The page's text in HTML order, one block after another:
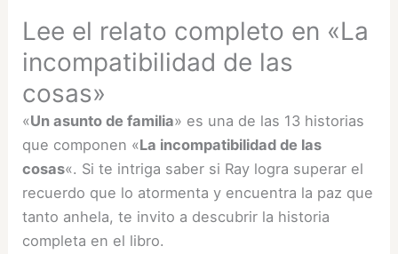
Lee el relato completo en «La
incompatibilidad de las
cosas»
«Un asunto de familia» es una de las 13 historias
que componen «La incompatibilidad de las
cosas«. Si te intriga saber si Ray logra superar el
recuerdo que lo atormenta y encuentra la paz que
tanto anhela, te invito a descubrir la historia
completa en el libro.